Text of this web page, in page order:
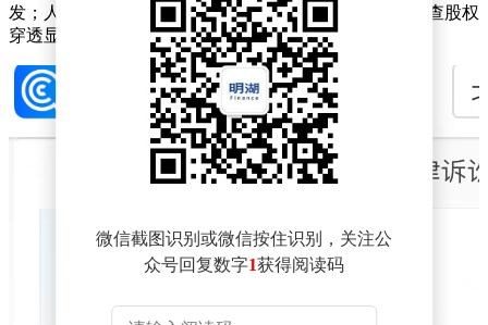
发；人工智能应用软件开发；物联网技术服务等。企查查股权
穿透显示，该公司由世纪鼎利（300050）全资持股。
微信截图识别或微信按住识别，关注公
众号回复数字1获得阅读码